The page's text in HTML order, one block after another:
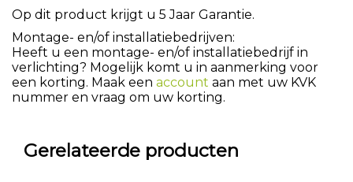
Op dit product krijgt u 5 Jaar Garantie.
Montage- en/of installatiebedrijven:
Heeft u een montage- en/of installatiebedrijf in
verlichting? Mogelijk komt u in aanmerking voor
een korting. Maak een account aan met uw KVK
nummer en vraag om uw korting.
Gerelateerde producten